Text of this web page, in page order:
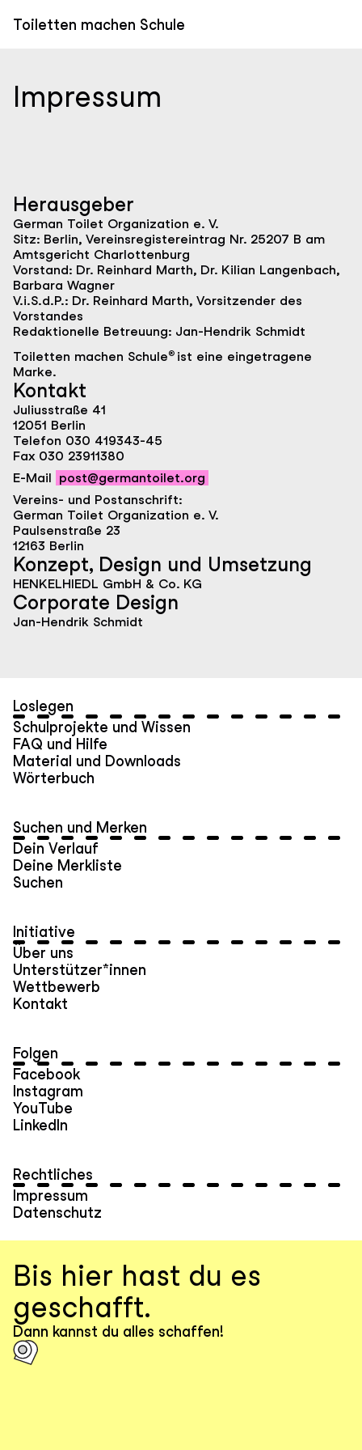
zum
Inhalt
Toiletten machen Schule
Impressum
Herausgeber
German Toilet Organization e. V.
Sitz: Berlin, Vereinsregistereintrag Nr. 25207 B am
Amtsgericht Charlottenburg
Vorstand: Dr. Reinhard Marth, Dr. Kilian Langenbach,
Barbara Wagner
V.i.S.d.P.: Dr. Reinhard Marth, Vorsitzender des
Vorstandes
Redaktionelle Betreuung: Jan-Hendrik Schmidt
Toiletten machen Schule® ist eine eingetragene
Marke.
Kontakt
Juliusstraße 41
12051 Berlin
Telefon 030 419343-45
Fax 030 23911380
E-Mail post@germantoilet.org
Vereins- und Postanschrift:
German Toilet Organization e. V.
Paulsenstraße 23
12163 Berlin
Konzept, Design und Umsetzung
HENKELHIEDL GmbH & Co. KG
Corporate Design
Jan-Hendrik Schmidt
Loslegen
Schulprojekte und Wissen
FAQ und Hilfe
Material und Downloads
Wörterbuch
Suchen und Merken
Dein Verlauf
Deine Merkliste
Suchen
Initiative
Über uns
Unterstützer*innen
Wettbewerb
Kontakt
Folgen
Facebook
Instagram
YouTube
LinkedIn
Rechtliches
Impressum
Datenschutz
Bis hier hast du es
geschafft.
Dann kannst du alles schaffen!